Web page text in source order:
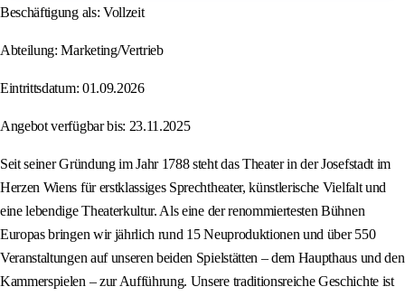
Beschäftigung als: Vollzeit
Abteilung: Marketing/Vertrieb
Eintrittsdatum: 01.09.2026
Angebot verfügbar bis: 23.11.2025
Seit seiner Gründung im Jahr 1788 steht das Theater in der Josefstadt im
Herzen Wiens für erstklassiges Sprechtheater, künstlerische Vielfalt und
eine lebendige Theaterkultur. Als eine der renommiertesten Bühnen
Europas bringen wir jährlich rund 15 Neuproduktionen und über 550
Veranstaltungen auf unseren beiden Spielstätten – dem Haupthaus und den
Kammerspielen – zur Aufführung. Unsere traditionsreiche Geschichte ist